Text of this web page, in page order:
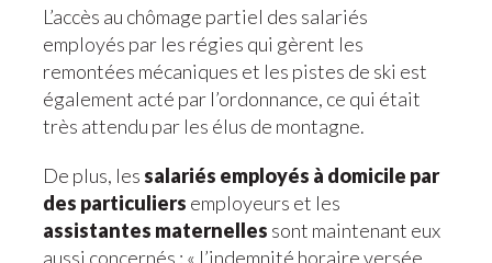
L’accès au chômage partiel des salariés
employés par les régies qui gèrent les
remontées mécaniques et les pistes de ski est
également acté par l’ordonnance, ce qui était
très attendu par les élus de montagne.
De plus, lessalariés employés à domicile par
des particuliers employeurs et les
assistantes maternelles sont maintenant eux
aussi concernés : « l’indemnité horaire versée